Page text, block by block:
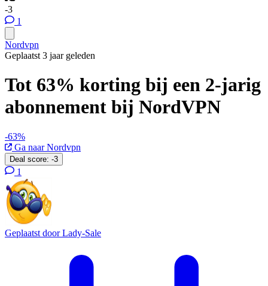
-3
1
Nordvpn
Geplaatst 3 jaar geleden
Tot 63% korting bij een 2-jarig
abonnement bij NordVPN
-63%
Ga naar Nordvpn
Deal score: -3
1
Geplaatst doorLady-Sale